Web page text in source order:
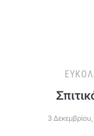
3